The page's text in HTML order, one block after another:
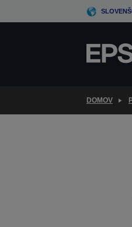
to
DOMOV